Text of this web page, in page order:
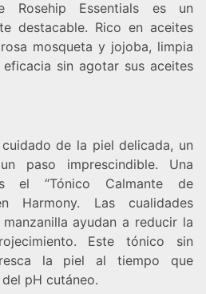
Rosehip Essentials es un
destacable. Rico en aceites
mosqueta y jojoba, limpia
sin agotar sus aceites
de la piel delicada, un
paso imprescindible. Una
el “Tónico Calmante de
Harmony. Las cualidades
ayudan a reducir la
Este tónico sin
la piel al tiempo que
pH cutáneo.